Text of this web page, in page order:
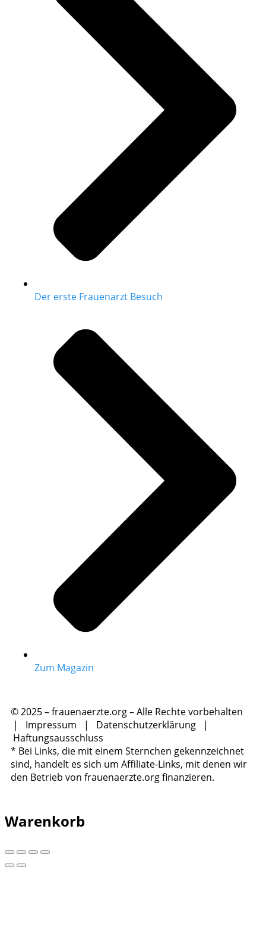
Der erste Frauenarzt Besuch
Zum Magazin
© 2025 – frauenaerzte.org – Alle Rechte vorbehalten
| Impressum | Datenschutzerklärung |
Haftungsausschluss
* Bei Links, die mit einem Sternchen gekennzeichnet
sind, handelt es sich um Affiliate-Links, mit denen wir
den Betrieb von frauenaerzte.org finanzieren.
Warenkorb